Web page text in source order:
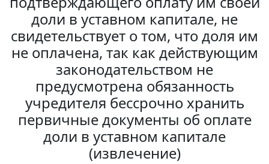
доли в уставном капитале, не
свидетельствует о том, что доля им
не оплачена, так как действующим
законодательством не
предусмотрена обязанность
учредителя бессрочно хранить
первичные документы об оплате
доли в уставном капитале
(извлечение)